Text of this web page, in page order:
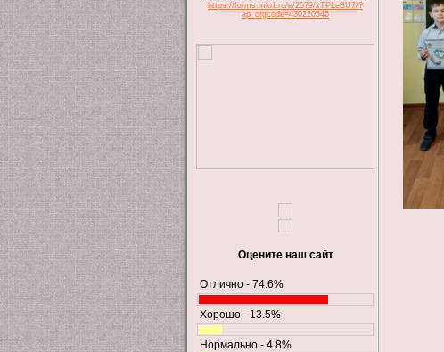
https://forms.mkrf.ru/e/2579/xTPLeBU7/?
ap_orgcode=430220546
Оцените наш сайт
Отлично - 74.6%
Хорошо - 13.5%
Нормально - 4.8%